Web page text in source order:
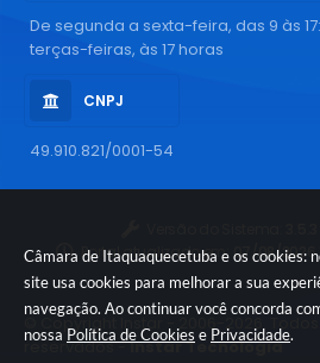
Câmara de Itaquaquecetuba e os cookies:
site usa cookies para melhorar a sua
navegação. Ao continuar você concorda
nossa Política de Cookies e Privacidade.
De segunda a sexta-feira, das 9 às
terças-feiras, às 17 horas
CNPJ
49.910.821/0001-54
Portal atualizado em:07/08/2026
© Copyright Instar - 2006-2026.
reservados -Instar Tecnologia